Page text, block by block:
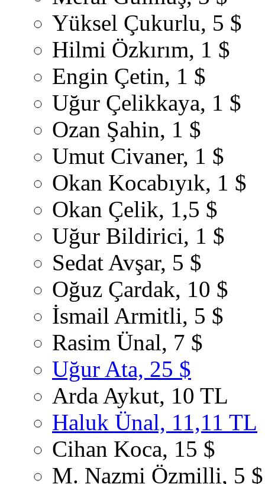
Yüksel Çukurlu, 5 $
Hilmi Özkırım, 1 $
Engin Çetin, 1 $
Uğur Çelikkaya, 1 $
Ozan Şahin, 1 $
Umut Civaner, 1 $
Okan Kocabıyık, 1 $
Okan Çelik, 1,5 $
Uğur Bildirici, 1 $
Sedat Avşar, 5 $
Oğuz Çardak, 10 $
İsmail Armitli, 5 $
Rasim Ünal, 7 $
Uğur Ata, 25 $
Arda Aykut, 10 TL
Haluk Ünal, 11,11 TL
Cihan Koca, 15 $
M. Nazmi Özmilli, 5 $